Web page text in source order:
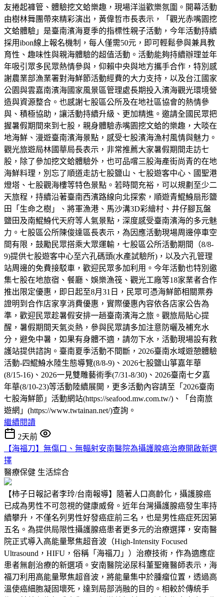
友捲起褲管、體驗挖文蛤樂趣，現場洋溢歡樂氛圍。開幕活動
由樹林舞團帶來精彩演出，黃偉哲市長表示，「觀光赤嘴園挖
文蛤體驗」是臺南濱海夏季的指標性親子活動，今年活動持續
採用ibon線上報名機制，每人僅需50元，即可輕鬆參與兼具教
育性、趣味性與親海體驗的超值活動。活動能夠持續辦理並年
年吸引眾多民眾熱情參與，仰賴中央與地方攜手合作，特別感
謝農業部漁業署對海鮮節活動經費的大力支持，以及台江國家
公園與雲嘉南濱海國家風景區管理處長期投入濱海觀光環境營
造與資源整合。也感謝七股區公所及在地社區協會的熱情參
與、積極協助，讓活動持續升級、更加精進。邀請全國民眾把
握暑假期間來到七股，親身體驗赤嘴園挖文蛤的樂趣，大啖在
地海鮮、漫遊臺南濱海景點，感受七股濱海漁村風情與魅力。
觀光旅遊局林國華局長表示，非常推薦大家暑假期間走訪七
股，除了參加挖文蛤體驗外，也可品嚐三股海產街尚青的在地
海鮮料理，別忘了順道走訪七股鹽山、七股遊客中心、國聖港
燈塔、七股觀海樓等特色景點。若時間充裕，可以規劃至少二
天旅程，持續沿著臺南西濱路線向北探索，順遊青鯤鯓扇形鹽
田「生命之樹」、將軍漁港、馬沙溝3D彩繪村、井仔腳瓦盤
鹽田及南鯤鯓代天府等人氣景點，深度感受臺南濱海的多元魅
力。七股區公所陳俊達區長表示，為因應活動現場周邊停車空
間有限，鼓勵民眾搭乘大眾運輸，七股區公所活動期間（8/8-
9)提供七股遊客中心至六孔碼頭(水產試驗所)，以及六孔管理
站周邊的免費接駁車，歡迎民眾多加利用。今年活動也特別邀
集七股在地旅宿、餐廳、娛樂漁筏、觀光工廠等18家業者合作
推出限定優惠，即日起至8月31日，民眾可憑海鮮節相關票券
證明到合作店家享消費優惠，實際優惠內容依各店家公告為
準，歡迎民眾趁暑假安排一趟臺南濱海之旅。觀旅局貼心提
醒，暑假期間天氣炎熱，參與民眾請多加注意防曬及補充水
分，避免中暑，如果有身體不適，請勿下水，活動現場設有救
護站提供諮詢。臺南夏季活動不間斷，2026臺南水域遊憩體驗
活動-四鯤鯓水陸生態導覽(8/8-9)、2026七股鹽山箏嘉年華
(8/15-16)、2026一見雙雕藝術季(7/31-8/30)、2026臺南七夕嘉
年華(8/10-23)等活動陸續展開，更多活動內容請至「2026臺南
七股海鮮節」活動網站(https://seafood.mw.com.tw/)、「台南旅
遊網」(https://www.twtainan.net/)查詢。
繼續閱讀
2天前
【海福刀】無傷口、無輻射安南醫院為攝護腺癌治療開啟新選
擇
醫療保健 生活綜合
【柿子日報記者李玲/台南報導】隨著人口高齡化，攝護腺癌
已成為男性不可忽視的健康威脅。近年台灣攝護腺癌發生率持
續攀升，不僅名列男性好發癌症前三名，也是男性癌症死因第
五名。為提供局限性攝護腺癌患者更多元的治療選擇，安南醫
院正式導入高能量聚焦超音波（High-Intensity Focused
Ultrasound，HIFU，俗稱「海福刀」）治療技術，作為適應症
患者無創治療的新選項。安南醫院泌尿科董聖雍醫師表示，海
福刀利用高能量聚焦超音波，將能量集中於腫瘤位置，透過高
溫使癌細胞凝固壞死，達到局部消融的目的。相較於傳統手